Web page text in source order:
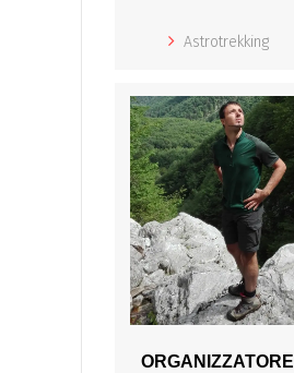
Astrotrekking
ORGANIZZATORE